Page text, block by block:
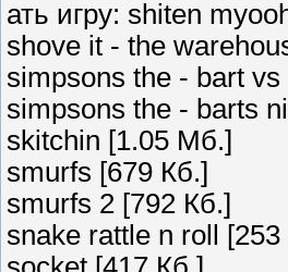
ать игру: shiten
shove it - the
simpsons the - bart
simpsons the - barts
skitchin [1.05 Мб.]
smurfs [679 Кб.]
smurfs 2 [792 Кб.]
snake rattle n roll [253